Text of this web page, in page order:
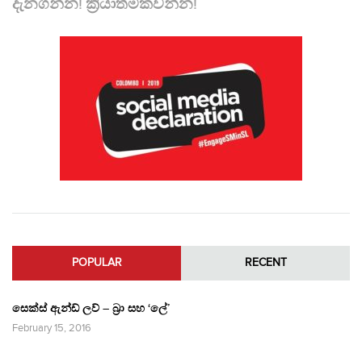
දැනගන්න! ක්‍රියාත්මකවන්න!
POPULAR RECENT
සෙක්ස් ඇන්ඩ් ලව් – බ්‍රා සහ ‘ලේ’
February 15, 2016